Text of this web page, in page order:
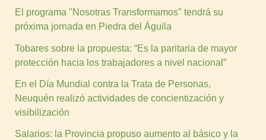
El programa "Nosotras Transformamos" tendrá su
próxima jornada en Piedra del Águila
Tobares sobre la propuesta: “Es la paritaria de mayor
protección hacia los trabajadores a nivel nacional”
En el Día Mundial contra la Trata de Personas,
Neuquén realizó actividades de concientización y
visibilización
Salarios: la Provincia propuso aumento al básico y la